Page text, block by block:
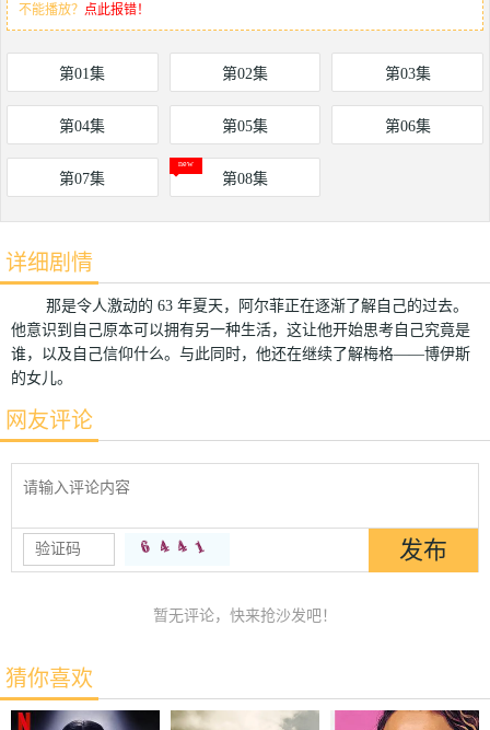
不能播放？ 点此报错！
第01集 第02集 第03集
第04集 第05集 第06集
第07集 第08集
详细剧情
那是令人激动的 63 年夏天，阿尔菲正在逐渐了解自己的过去。
他意识到自己原本可以拥有另一种生活，这让他开始思考自己究竟是
谁，以及自己信仰什么。与此同时，他还在继续了解梅格——博伊斯
的女儿。
网友评论
暂无评论，快来抢沙发吧！
猜你喜欢